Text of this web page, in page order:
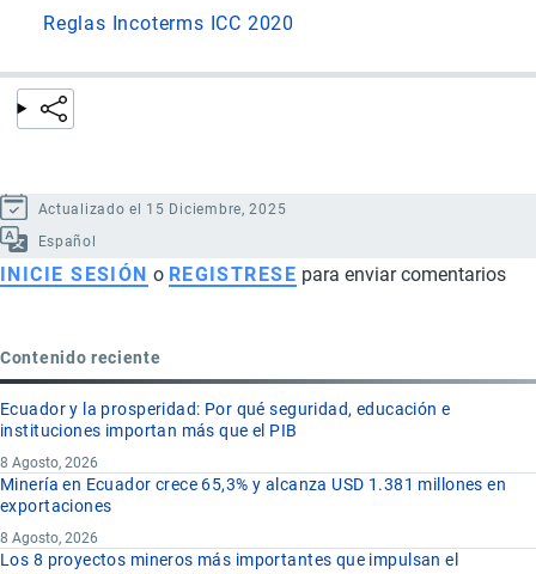
Reglas Incoterms ICC 2020
Actualizado el 15 Diciembre, 2025
Español
INICIE SESIÓN o REGISTRESE para enviar comentarios
Contenido reciente
Ecuador y la prosperidad: Por qué seguridad, educación e
instituciones importan más que el PIB
8 Agosto, 2026
Minería en Ecuador crece 65,3% y alcanza USD 1.381 millones en
exportaciones
8 Agosto, 2026
Los 8 proyectos mineros más importantes que impulsan el